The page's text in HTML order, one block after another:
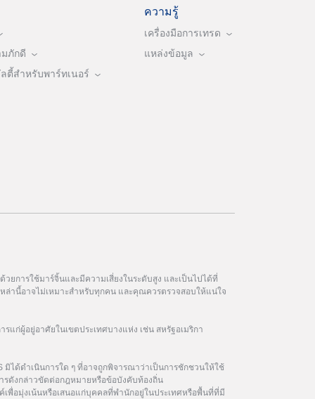
ภักดี
ตี้สำหรับพาร์ทเนอร์
ความรู้
เครื่องมือการเทรด
แหล่งข้อมูล
ยการใช้มาร์จิ้นและมีความเสี่ยงในระดับสูง และเป็นไปได้ที่
านี้อาจไม่เหมาะสำหรับทุกคน และคุณควรตรวจสอบให้แน่ใจ
รแก่ผู้อยู่อาศัยในเขตประเทศบางแห่ง เช่น สหรัฐอเมริกา
มิได้ดำเนินการใด ๆ ที่อาจถูกพิจารณาว่าเป็นการชักชวนให้ใช้
รดังกล่าวขัดต่อกฎหมายหรือข้อบังคับท้องถิ่น
พื่อมุ่งเน้นหรือเสนอแก่บุคคลที่พำนักอยู่ในประเทศหรือพื้นที่ที่มี